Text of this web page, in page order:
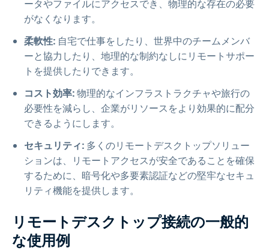
ータやファイルにアクセスでき、物理的な存在の必要
がなくなります。
柔軟性: 自宅で仕事をしたり、世界中のチームメンバ
ーと協力したり、地理的な制約なしにリモートサポー
トを提供したりできます。
コスト効率:物理的なインフラストラクチャや旅行の
必要性を減らし、企業がリソースをより効果的に配分
できるようにします。
セキュリティ: 多くのリモートデスクトップソリュー
ションは、リモートアクセスが安全であることを確保
するために、暗号化や多要素認証などの堅牢なセキュ
リティ機能を提供します。
リモートデスクトップ接続の一般的
な使用例